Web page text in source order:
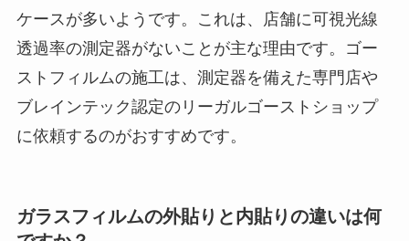
ケースが多いようです。これは、店舗に可視光線
透過率の測定器がないことが主な理由です。ゴー
ストフィルムの施工は、測定器を備えた専門店や
ブレインテック認定のリーガルゴーストショップ
に依頼するのがおすすめです。
ガラスフィルムの外貼りと内貼りの違いは何